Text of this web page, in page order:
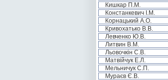
Кишкар П.М.
Констанкевич І.М.
Корнацький А.О.
Кривохатько В.В.
Левченко Ю.В.
Литвин В.М.
Льовочкін С.В.
Матвійчук Е.Л.
Мельничук С.П.
Мураєв Є.В.